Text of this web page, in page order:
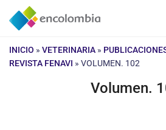
Saltar
INICIO » VETERINARIA »
REVISTA FENAVI » VOLUMEN. 102
Volumen.